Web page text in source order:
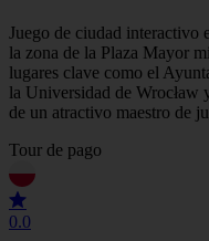
Juego de ciudad interactivo
la zona de la Plaza Mayor
lugares clave como el
la Universidad de Wrocław
de un atractivo maestro de
Tour de pago
0.0